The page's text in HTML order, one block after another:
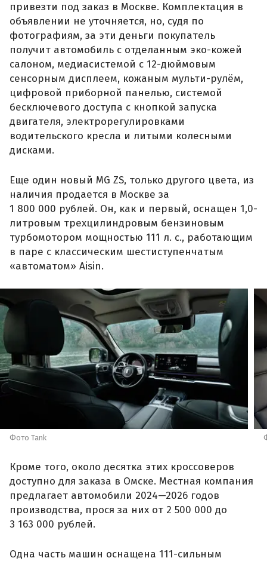
привезти под заказ в Москве. Комплектация в
объявлении не уточняется, но, судя по
фотографиям, за эти деньги покупатель
получит автомобиль с отделанным эко-кожей
салоном, медиасистемой с 12-дюймовым
сенсорным дисплеем, кожаным мульти-рулём,
цифровой приборной панелью, системой
бесключевого доступа с кнопкой запуска
двигателя, электрорегулировками
водительского кресла и литыми колесными
дисками.
Еще один новый MG ZS, только другого цвета, из
наличия продается в Москве за
1 800 000 рублей. Он, как и первый, оснащен 1,0-
литровым трехцилиндровым бензиновым
турбомотором мощностью 111 л. с., работающим
в паре с классическим шестиступенчатым
«автоматом» Aisin.
Фото Tank
Кроме того, около десятка этих кроссоверов
доступно для заказа в Омске. Местная компания
предлагает автомобили 2024—2026 годов
производства, прося за них от 2 500 000 до
3 163 000 рублей.
Одна часть машин оснащена 111-сильным